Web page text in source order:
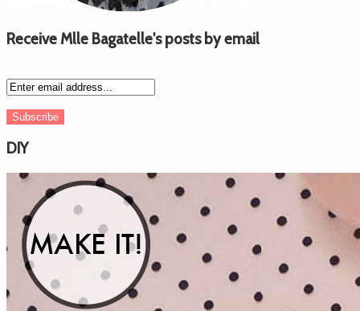
Receive Mlle Bagatelle's posts by email
DIY